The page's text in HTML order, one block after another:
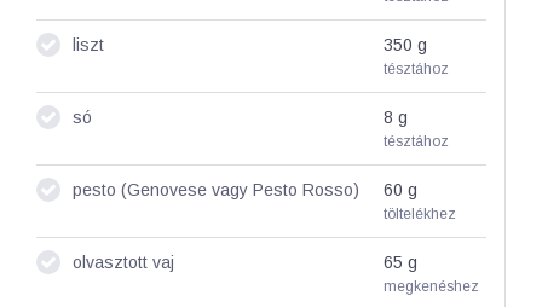
liszt 350 g
tésztához
só 8 g
tésztához
pesto (Genovese vagy Pesto Rosso) 60 g
töltelékhez
olvasztott vaj 65 g
megkenéshez